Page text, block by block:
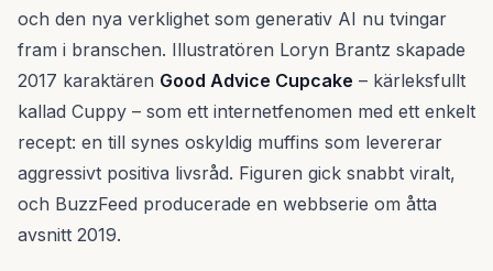
och den nya verklighet som generativ AI nu tvingar
fram i branschen. Illustratören Loryn Brantz skapade
2017 karaktären Good Advice Cupcake – kärleksfullt
kallad Cuppy – som ett internetfenomen med ett enkelt
recept: en till synes oskyldig muffins som levererar
aggressivt positiva livsråd. Figuren gick snabbt viralt,
och BuzzFeed producerade en webbserie om åtta
avsnitt 2019.